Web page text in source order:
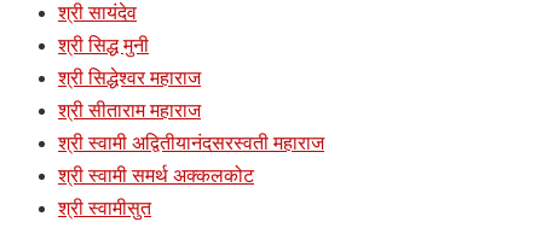
श्री सायंदेव
श्री सिद्ध मुनी
श्री सिद्धेश्वर महाराज
श्री सीताराम महाराज
श्री स्वामी अद्वितीयानंदसरस्वती महाराज
श्री स्वामी समर्थ अक्कलकोट
श्री स्वामीसुत